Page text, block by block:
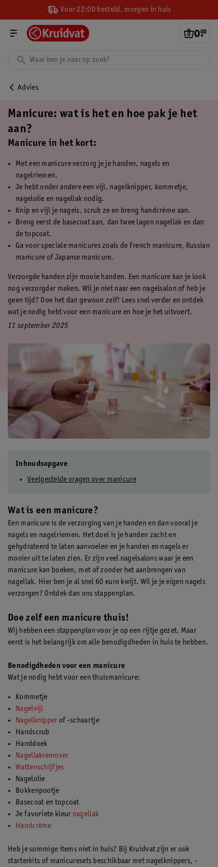
Voor 22:00 besteld, morgen in huis
0.
00
Advies
Manicure: wat is het en hoe pak je het
aan?
Manicure in het kort:
Met een manicure verzorg je je handen, nagels en
nagelriemen.
Je hebt onder andere een vijl, nagelknipper, kommetje,
nagelolie en nagellak nodig.
Knip en vijl je nagels, scrub ze en breng handcrème aan.
Breng eerst de basecoat aan, dan twee lagen nagellak en dan
de topcoat.
Ga voor speciale manicures zoals de French manicure, Russian
manicure of Japanse manicure.
Verzorgde handen zijn mooie handen. Een manicure kan je look
nog verzorgder maken. Wil je niet naar een nagelsalon of heb je
geen tijd? Doe het dan gewoon zelf! Lees snel verder en ontdek
wat je nodig hebt voor een manicure en hoe je het uitvoert.
11 september 2025
Inhoudsopgave
Veelgestelde vragen over manicure
Wat is een manicure?
Een manicure is de verzorging van je handen en dan vooral je
nagels en nagelriemen. Het doel is je handen zacht en
gehydrateerd te laten aanvoelen en je handen en nagels er
mooier uit te laten zien. Er zijn veel nagelsalons waar je een
manicure kan boeken, met of zonder het aanbrengen van
nagellak. Hier ben je al snel 60 euro kwijt. Wil je je eigen nagels
verzorgen? Ontdek dan ons stappenplan.
Doe zelf een manicure thuis!
Wij hebben een stappenplan voor je op een rijtje gezet. Maar
eerst is het belangrijk om alle benodigdheden in huis te hebben.
Benodigdheden voor een manicure
Wat je nodig hebt voor een thuismanicure:
Kommetje
Nagelvijl
Nagelknipper of -schaartje
Handscrub
Handdoek
Nagellakremover
Wattenschijfjes
Nagelolie
Bokkenpootje
Basecoat en topcoat
Je favoriete kleur nagellak
Handcrème
Heb je sommige items niet in huis? Bij Kruidvat zijn er ook
starterkits of manicuresets beschikbaar met nagelknippers, -